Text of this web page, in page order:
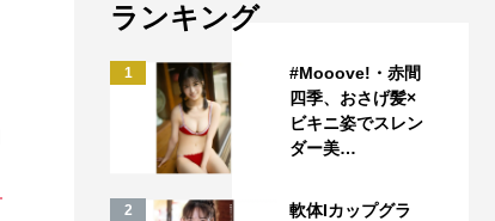
ランキング
1
#Mooove!・赤間
四季、おさげ髪×
ビキニ姿でスレン
ダー美…
2
軟体Iカップグラ